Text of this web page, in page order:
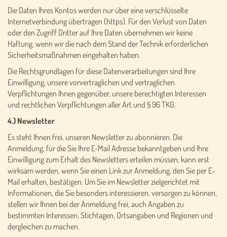
Die Daten Ihres Kontos werden nur über eine verschlüsselte
Internetverbindung übertragen (https). Für den Verlust von Daten
oder den Zugriff Dritter auf Ihre Daten übernehmen wir keine
Haftung, wenn wir die nach dem Stand der Technik erforderlichen
Sicherheitsmaßnahmen eingehalten haben.
Die Rechtsgrundlagen für diese Datenverarbeitungen sind Ihre
Einwilligung, unsere vorvertraglichen und vertraglichen
Verpflichtungen Ihnen gegenüber, unsere berechtigten Interessen
und rechtlichen Verpflichtungen aller Art und § 96 TKG.
4.) Newsletter
Es steht Ihnen frei, unseren Newsletter zu abonnieren. Die
Anmeldung, für die Sie Ihre E-Mail Adresse bekanntgeben und Ihre
Einwilligung zum Erhalt des Newsletters erteilen müssen, kann erst
wirksam werden, wenn Sie einen Link zur Anmeldung, den Sie per E-
Mail erhalten, bestätigen. Um Sie im Newsletter zielgerichtet mit
Informationen, die Sie besonders interessieren, versorgen zu können,
stellen wir Ihnen bei der Anmeldung frei, auch Angaben zu
bestimmten Interessen, Stichtagen, Ortsangaben und Regionen und
dergleichen zu machen.